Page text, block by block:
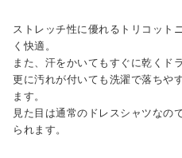
ストレッチ性に優れるトリコット
く快適。
また、汗をかいてもすぐに乾くド
更に汚れが付いても洗濯で落ちや
ます。
見た目は通常のドレスシャツなの
られます。